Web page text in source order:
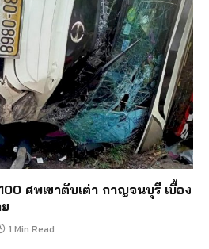
ศพเขาตับเต่า กาญจนบุรี เบื้อง
1 Min Read